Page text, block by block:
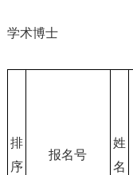
学术博士
排
序
报名号
姓
名